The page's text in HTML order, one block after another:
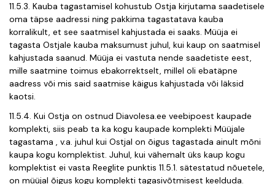
11.5.3. Kauba tagastamisel kohustub Ostja kirjutama saadetisele
oma täpse aadressi ning pakkima tagastatava kauba
korralikult, et see saatmisel kahjustada ei saaks. Müüja ei
tagasta Ostjale kauba maksumust juhul, kui kaup on saatmisel
kahjustada saanud. Müüja ei vastuta nende saadetiste eest,
mille saatmine toimus ebakorrektselt, millel oli ebatäpne
aadress või mis said saatmise käigus kahjustada või läksid
kaotsi.
11.5.4. Kui Ostja on ostnud Diavolesa.ee veebipoest kaupade
komplekti, siis peab ta ka kogu kaupade komplekti Müüjale
tagastama , v.a. juhul kui Ostjal on õigus tagastada ainult mõni
kaupa kogu komplektist. Juhul, kui vähemalt üks kaup kogu
komplektist ei vasta Reeglite punktis 11.5.1. sätestatud nõuetele,
on müüjal õigus kogu komplekti tagasivõtmisest keelduda.